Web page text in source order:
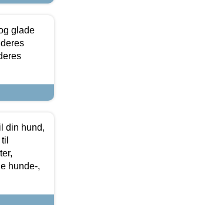
glade
din hund,
hunde-,